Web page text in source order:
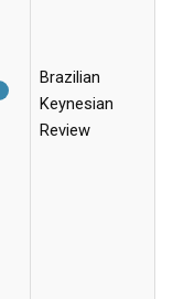
Brazilian
Keynesian
Review